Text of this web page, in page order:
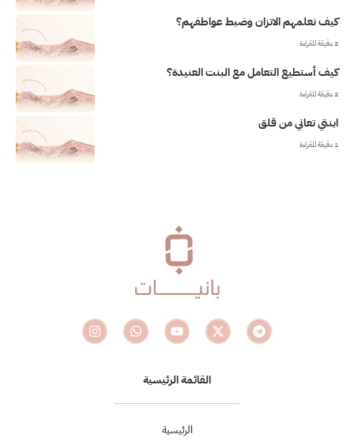
كيف نعلمهم الاتزان وضبط عواطفهم؟
2 دقيقة للقراءة
كيف أستطيع التعامل مع البنت العنيدة؟
2 دقيقة للقراءة
ابنتي تعاني من قلق
1 دقيقة للقراءة
القائمة الرئيسية
الرئيسية